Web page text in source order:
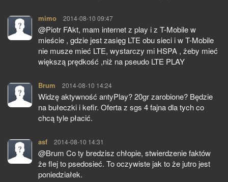
mimo pisze:
2014-08-10 09:47
@Piotr FAkt, mam internet z play i z T-Mobile w
mieście , gdzie jest zasięg LTE obu sieci i w T-Mobile
nie musze mieć LTE, wystarczy mi HSPA , żeby mieć
większą prędkość ,niż na pseudo LTE PLAY
Brum pisze:
2014-08-10 14:24
Widzę aktywność antyPlay? 20gr zarobione? Będzie
na bułeczki i kefir. Oferta z sgs 4 fajna dla tych co
chcą tyle płacić.
asf pisze:
2014-08-10 14:31
@Brum Co ty bredzisz chłopie, stwierdzenie faktów
że flej to psedosieć. To oczywiste jak to że jutro jest
poniedziałek.